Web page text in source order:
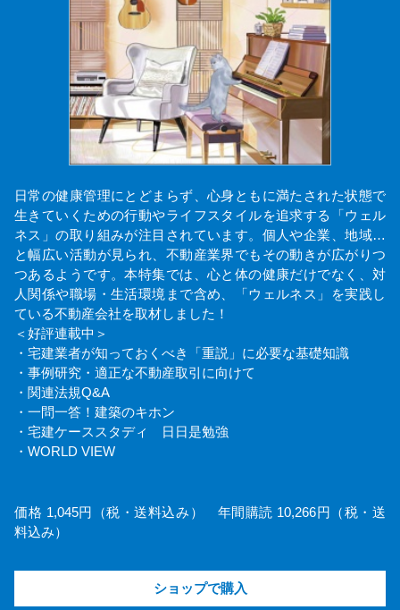
日常の健康管理にとどまらず、心身ともに満たされた状態で
生きていくための行動やライフスタイルを追求する「ウェル
ネス」の取り組みが注目されています。個人や企業、地域…
と幅広い活動が見られ、不動産業界でもその動きが広がりつ
つあるようです。本特集では、心と体の健康だけでなく、対
人関係や職場・生活環境まで含め、「ウェルネス」を実践し
ている不動産会社を取材しました！
＜好評連載中＞
・宅建業者が知っておくべき「重説」に必要な基礎知識
・事例研究・適正な不動産取引に向けて
・関連法規Q&A
・一問一答！建築のキホン
・宅建ケーススタディ 日日是勉強
・WORLD VIEW
価格 1,045円（税・送料込み） 年間購読 10,266円（税・送
料込み）
ショップで購入